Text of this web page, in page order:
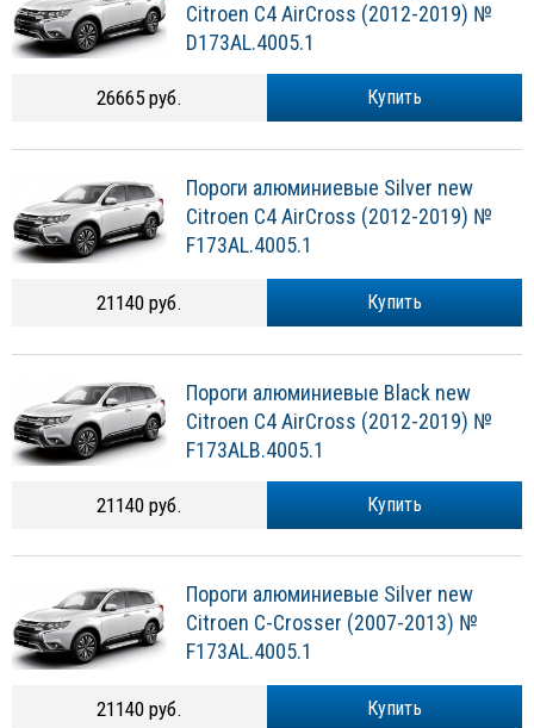
Citroen C4 AirCross (2012-2019) №
D173AL.4005.1
Купить
26665 руб.
Пороги алюминиевые Silver new
Citroen C4 AirCross (2012-2019) №
F173AL.4005.1
Купить
21140 руб.
Пороги алюминиевые Black new
Citroen C4 AirCross (2012-2019) №
F173ALB.4005.1
Купить
21140 руб.
Пороги алюминиевые Silver new
Citroen C-Crosser (2007-2013) №
F173AL.4005.1
Купить
21140 руб.